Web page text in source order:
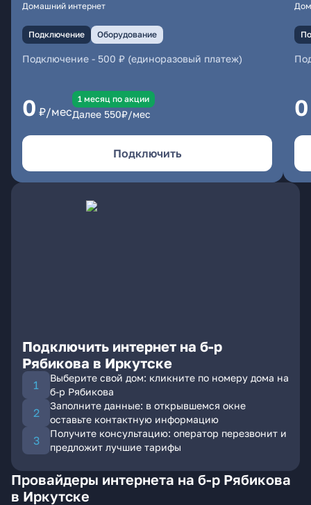
Домашний интернет
Подключение Оборудование
Подключение - 500 ₽ (единоразовый платеж)
0 ₽/мес
1 месяц по акции
Далее 550₽/мес
Подключить
0
Подключить интернет на б-р
Рябикова в Иркутске
Выберите свой дом: кликните по номеру дома на
б-р Рябикова
Заполните данные: в открывшемся окне
оставьте контактную информацию
Получите консультацию: оператор перезвонит и
предложит лучшие тарифы
Провайдеры интернета на б-р Рябикова
в Иркутске